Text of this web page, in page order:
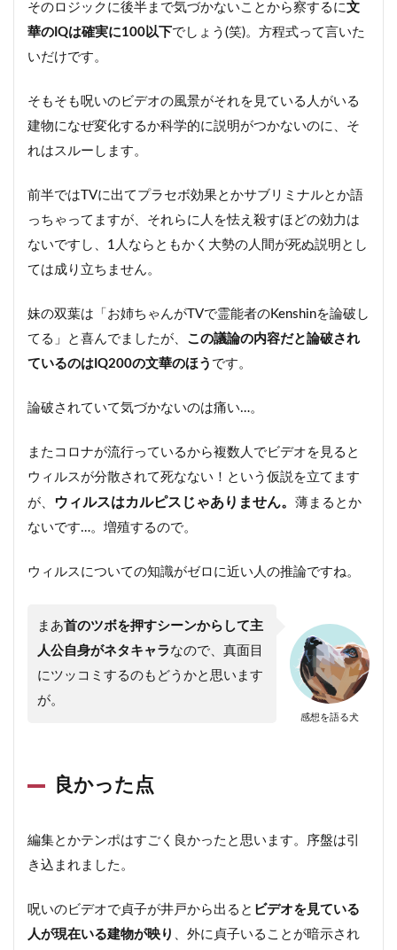
そのロジックに後半まで気づかないことから察するに文
華のIQは確実に100以下 でしょう(笑)。方程式って言いた
いだけです。
そもそも呪いのビデオの風景がそれを見ている人がいる
建物になぜ変化するか科学的に説明がつかないのに、そ
れはスルーします。
前半ではTVに出てプラセボ効果とかサブリミナルとか語
っちゃってますが、それらに人を怯え殺すほどの効力は
ないですし、1人ならともかく大勢の人間が死ぬ説明とし
ては成り立ちません。
妹の双葉は「お姉ちゃんがTVで霊能者のKenshinを論破し
てる」と喜んでましたが、 この議論の内容だと論破され
ているのはIQ200の文華のほう です。
論破されていて気づかないのは痛い…。
またコロナが流行っているから複数人でビデオを見ると
ウィルスが分散されて死なない！という仮説を立てます
が、
ウィルスはカルピスじゃありません。 薄まるとか
ないです…。増殖するので。
ウィルスについての知識がゼロに近い人の推論ですね。
感想を語る犬
まあ首のツボを押すシーンからして主
人公自身がネタキャラなので、真面目
にツッコミするのもどうかと思います
が。
良かった点
編集とかテンポはすごく良かったと思います。序盤は引
き込まれました。
呪いのビデオで貞子が井戸から出ると ビデオを見ている
人が現在いる建物が映り 、外に貞子いることが暗示され